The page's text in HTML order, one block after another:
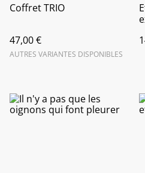
Coffret TRIO
47,00 €
AUTRES VARIANTES DISPONIBLES